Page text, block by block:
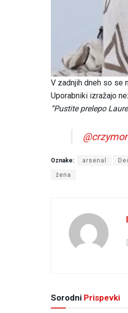
V zadnjih dneh so se
Uporabniki izražajo
“Pustite prelepo
Oznake: arsenal
žena
Sorodni Prispevki